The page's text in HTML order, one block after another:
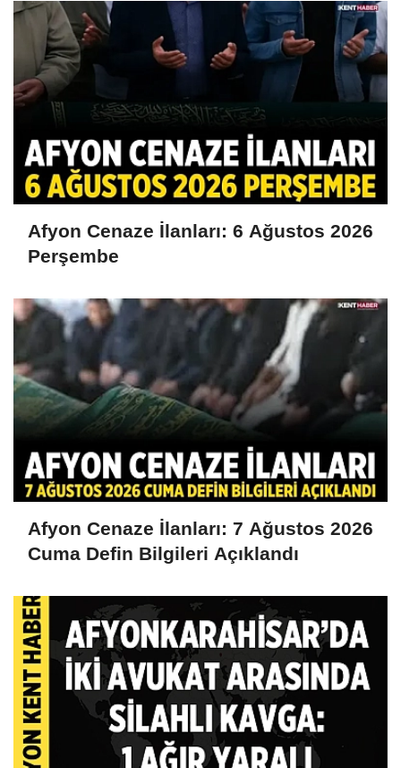
Afyon Cenaze İlanları: 6 Ağustos 2026
Perşembe
Afyon Cenaze İlanları: 7 Ağustos 2026
Cuma Defin Bilgileri Açıklandı